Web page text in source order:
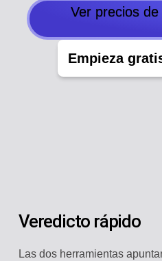
Ver precios
Empieza
Veredicto rápido
Las dos herramientas